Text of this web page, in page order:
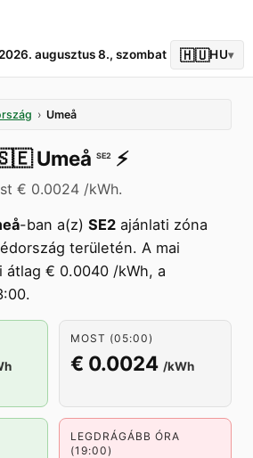
2026. augusztus 8., szombat 🇭🇺HU▾
› Umeå
Umeå SE2 ⚡️
€ 0.0024 /kWh.
-ban a(z) SE2 ajánlati zóna
területén. A mai
átlag € 0.0040 /kWh, a
MOST (05:00)
€ 0.0024 /kWh
LEGDRÁGÁBB ÓRA
(19:00)